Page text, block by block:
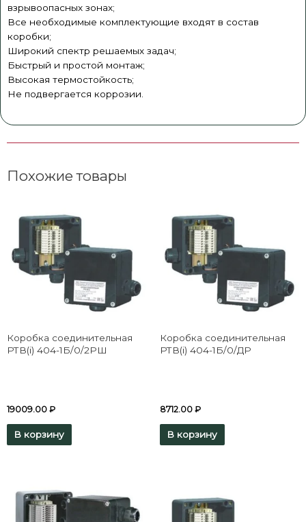
взрывоопасных зонах;
Все необходимые комплектующие входят в состав
коробки;
Широкий спектр решаемых задач;
Быстрый и простой монтаж;
Высокая термостойкость;
​Не подвергается коррозии.
Похожие товары
Коробка соединительная
РТВ(i) 404-1Б/0/2РШ
19009.00 ₽
В корзину
Коробка соединительная
РТВ(i) 404-1Б/0/ДР
8712.00 ₽
В корзину